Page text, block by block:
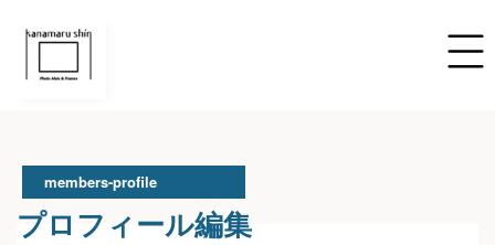
members-profile
プロフィール編集